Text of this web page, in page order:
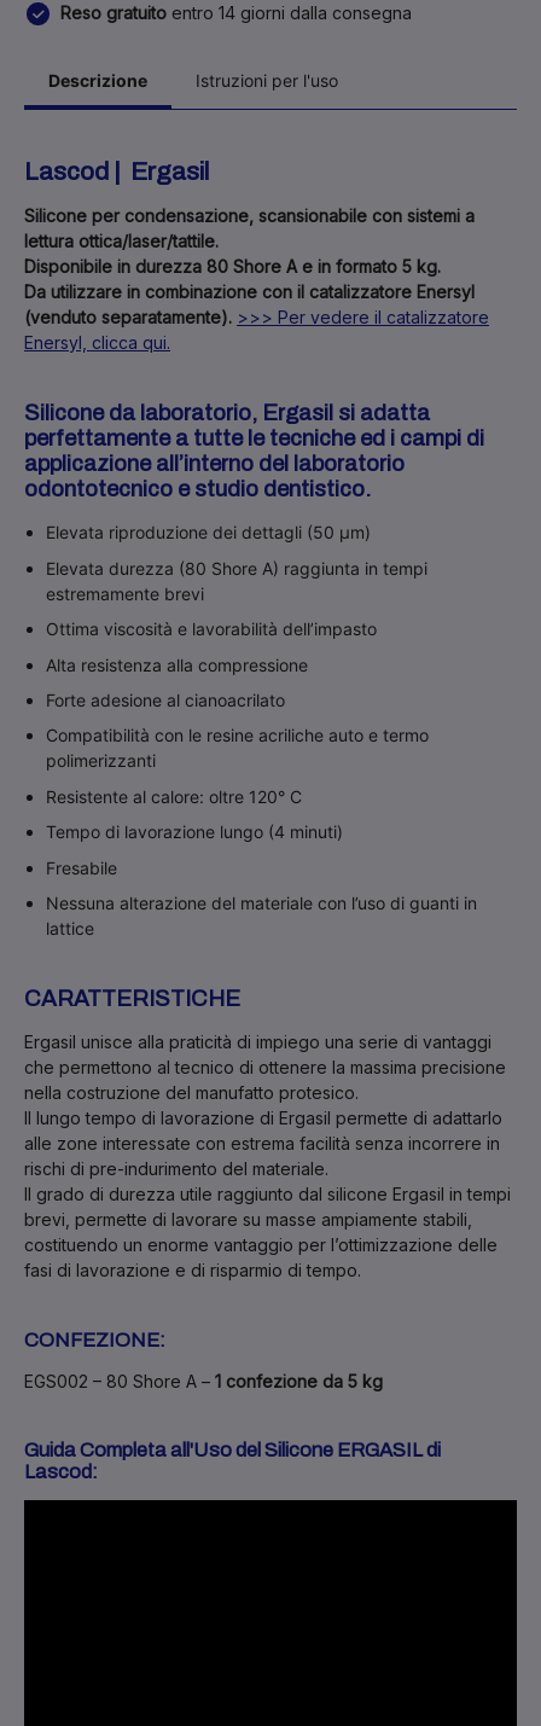
Reso gratuito entro 14 giorni dalla consegna
Descrizione Istruzioni per l'uso
Lascod | Ergasil
Silicone per condensazione, scansionabile con sistemi a
lettura ottica/laser/tattile.
Disponibile in durezza 80 Shore A e in formato 5 kg.
Da utilizzare in combinazione con il catalizzatore Enersyl
(venduto separatamente). >>> Per vedere il catalizzatore
Enersyl, clicca qui.
Silicone da laboratorio, Ergasil si adatta
perfettamente a tutte le tecniche ed i campi di
applicazione all’interno del laboratorio
odontotecnico e studio dentistico.
Elevata riproduzione dei dettagli (50 µm)
Elevata durezza (80 Shore A) raggiunta in tempi
estremamente brevi
Ottima viscosità e lavorabilità dell’impasto
Alta resistenza alla compressione
Forte adesione al cianoacrilato
Compatibilità con le resine acriliche auto e termo
polimerizzanti
Resistente al calore: oltre 120° C
Tempo di lavorazione lungo (4 minuti)
Fresabile
Nessuna alterazione del materiale con l’uso di guanti in
lattice
CARATTERISTICHE
Ergasil unisce alla praticità di impiego una serie di vantaggi
che permettono al tecnico di ottenere la massima precisione
nella costruzione del manufatto protesico.
Il lungo tempo di lavorazione di Ergasil permette di adattarlo
alle zone interessate con estrema facilità senza incorrere in
rischi di pre-indurimento del materiale.
Il grado di durezza utile raggiunto dal silicone Ergasil in tempi
brevi, permette di lavorare su masse ampiamente stabili,
costituendo un enorme vantaggio per l’ottimizzazione delle
fasi di lavorazione e di risparmio di tempo.
CONFEZIONE:
EGS002 – 80 Shore A – 1 confezione da 5 kg
Guida Completa all'Uso del Silicone ERGASIL di
Lascod: